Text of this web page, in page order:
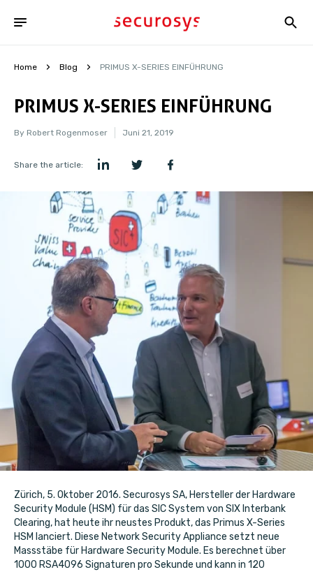
Home Blog PRIMUS X-SERIES EINFÜHRUNG
PRIMUS X-SERIES EINFÜHRUNG
By Robert Rogenmoser Juni 21, 2019
Share the article:
Zürich, 5. Oktober 2016. Securosys SA, Hersteller der Hardware
Security Module (HSM) für das SIC System von SIX Interbank
Clearing, hat heute ihr neustes Produkt, das Primus X-Series
HSM lanciert. Diese Network Security Appliance setzt neue
Massstäbe für Hardware Security Module. Es berechnet über
1000 RSA4096 Signaturen pro Sekunde und kann in 120